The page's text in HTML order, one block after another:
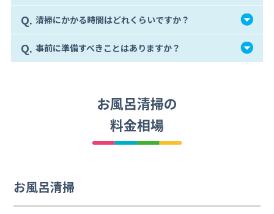
Q. 清掃にかかる時間はどれくらいですか？
Q. 事前に準備すべきことはありますか？
お風呂清掃の
料金相場
お風呂清掃